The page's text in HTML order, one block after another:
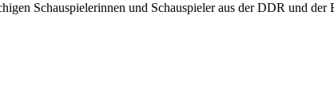
Schauspielerinnen und Schauspieler aus der DDR und